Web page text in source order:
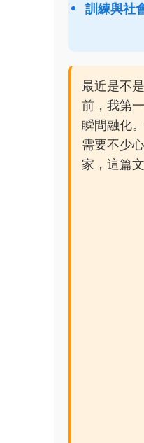
訓練與社
最近是不
前，我第
瞬間融化
需要不少
家，這篇